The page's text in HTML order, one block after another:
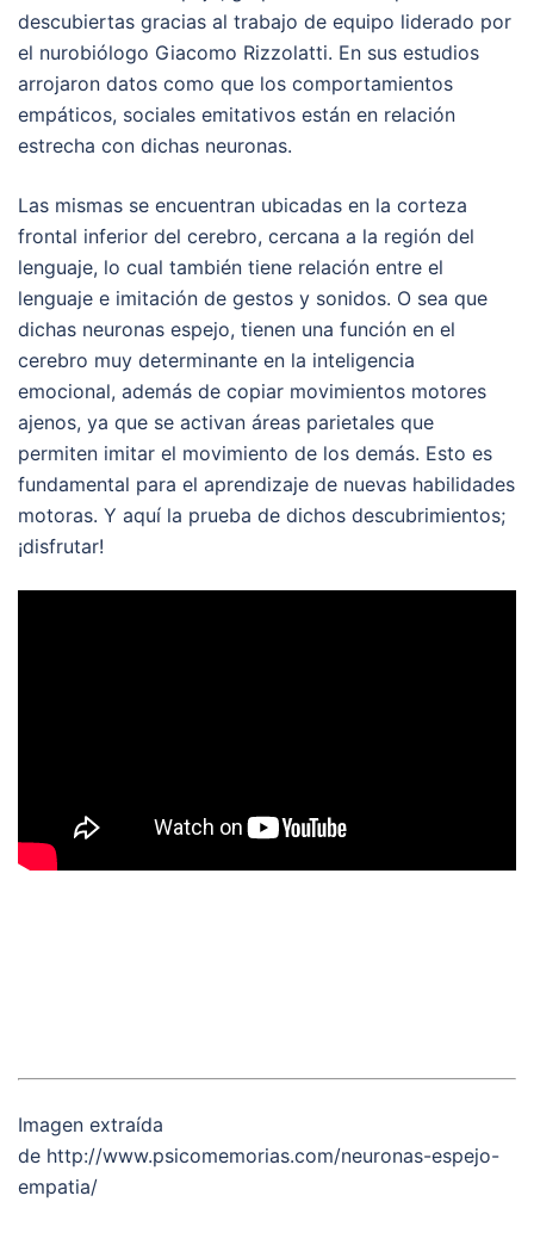
descubiertas gracias al trabajo de equipo liderado por
el nurobiólogo Giacomo Rizzolatti. En sus estudios
arrojaron datos como que los comportamientos
empáticos, sociales emitativos están en relación
estrecha con dichas neuronas.
Las mismas se encuentran ubicadas en la corteza
frontal inferior del cerebro, cercana a la región del
lenguaje, lo cual también tiene relación entre el
lenguaje e imitación de gestos y sonidos. O sea que
dichas neuronas espejo, tienen una función en el
cerebro muy determinante en la inteligencia
emocional, además de copiar movimientos motores
ajenos, ya que se activan áreas parietales que
permiten imitar el movimiento de los demás. Esto es
fundamental para el aprendizaje de nuevas habilidades
motoras. Y aquí la prueba de dichos descubrimientos;
¡disfrutar!
Imagen extraída
de http://www.psicomemorias.com/neuronas-espejo-
empatia/